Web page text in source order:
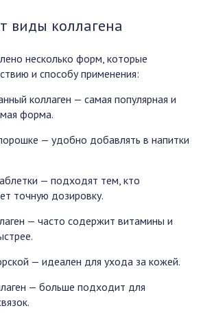
виды коллагена
несколько форм, которые
и способу применения:
коллаген — самая популярная и
форма.
— удобно добавлять в напитки
— подходят тем, кто
точную дозировку.
— часто содержит витамины и
— идеален для ухода за кожей.
— больше подходит для